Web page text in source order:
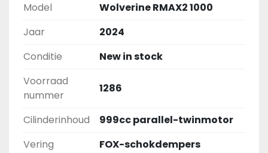
Model
Wolverine RMAX2 1000
Jaar
2024
Conditie
New in stock
Voorraad
nummer
1286
Cilinderinhoud
999cc parallel-twinmotor
Vering
FOX-schokdempers